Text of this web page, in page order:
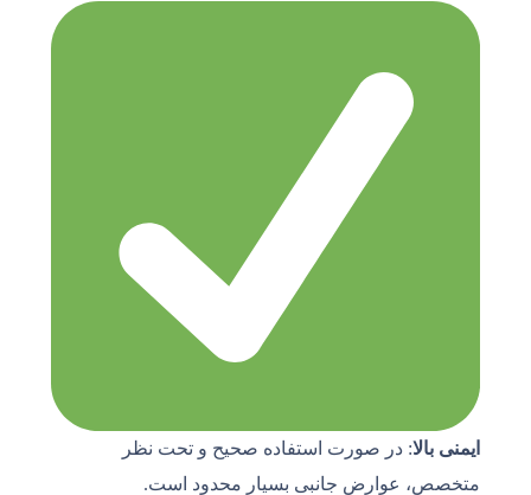
ایمنی بالا: در صورت استفاده صحیح و تحت نظر
متخصص، عوارض جانبی بسیار محدود است.